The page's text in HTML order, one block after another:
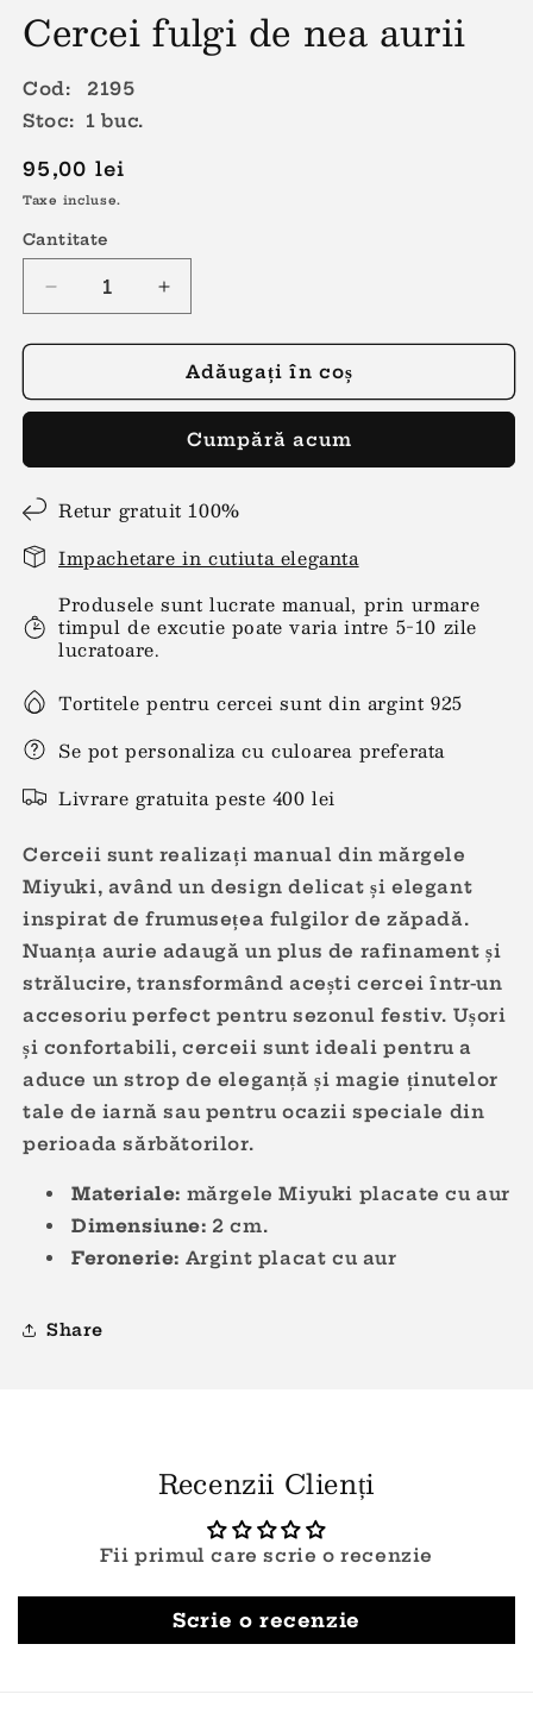
Cercei fulgi de nea aurii
Cod: 2195
Stoc: 1 buc.
Preț
obișnuit
95,00 lei
Taxe incluse.
Cantitate
Reduceți
cantitatea
pentru
fulgi
aurii
Creșteți
cantitatea
pentru
Cercei
fulgi
nea
aurii
Adăugați în coș
Cumpără acum
Retur gratuit 100%
Impachetare in cutiuta eleganta
Produsele sunt lucrate manual, prin urmare
timpul de excutie poate varia intre 5-10 zile
lucratoare.
Tortitele pentru cercei sunt din argint 925
Se pot personaliza cu culoarea preferata
Livrare gratuita peste 400 lei
Cerceii sunt realizați manual din mărgele
Miyuki, având un design delicat și elegant
inspirat de frumusețea fulgilor de zăpadă.
Nuanța aurie adaugă un plus de rafinament și
strălucire, transformând acești cercei într-un
accesoriu perfect pentru sezonul festiv. Ușori
și confortabili, cerceii sunt ideali pentru a
aduce un strop de eleganță și magie ținutelor
tale de iarnă sau pentru ocazii speciale din
perioada sărbătorilor.
Materiale: mărgele Miyuki placate cu aur
Dimensiune: 2 cm.
Feronerie: Argint placat cu aur
Share
Recenzii Clienți
Fii primul care scrie o recenzie
Scrie o recenzie